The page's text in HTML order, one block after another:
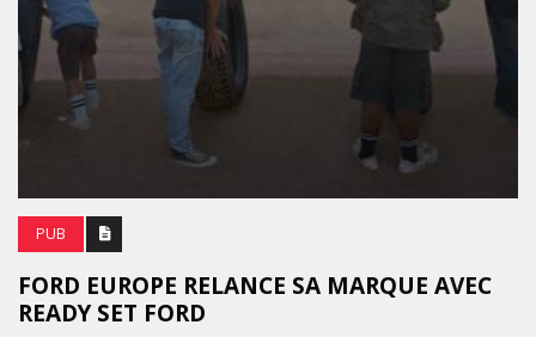
PUB
FORD EUROPE RELANCE SA MARQUE AVEC
READY SET FORD